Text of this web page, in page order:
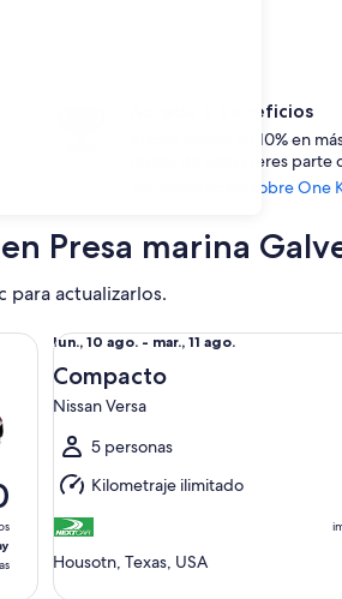
Accede a beneficios
Ahorra desde un 10% en
rentas de auto si eres parte
Ver información sobre One
Presa marina
para actualizarlos.
Del
lun.,
10
ago.
al
mar.,
11
ago.
lun., 10 ago. - mar., 11 ago.
Compacto
Nissan Versa
5 personas
Kilometraje ilimitado
Housotn, Texas, USA
Compacto Nissan Versa